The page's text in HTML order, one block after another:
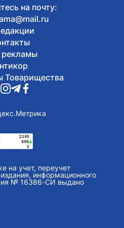
на почту:
Товарищества
на учет, переучет
информационного
№ 16386-СИ выдано